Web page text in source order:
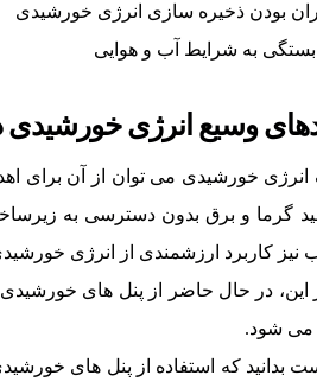
بودن ذخیره سازی انرژی خورشیدی
به شرایط آب و هوایی
وسیع انرژی خورشیدی
خورشیدی می توان از آن برای
گرما و برق بدون دسترسی به
نیز کاربرد ارزشمندی از انرژی
این، در حال حاضر از پنل های
می شود.
بدانید که استفاده از پنل های